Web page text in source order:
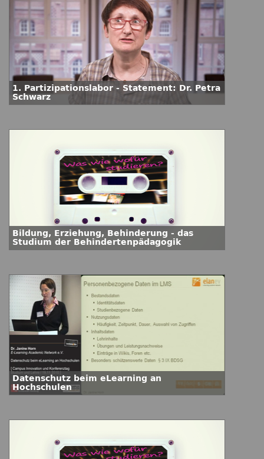
1. Partizipationslabor - Statement: Dr. Petra
Schwarz
Bildung, Erziehung, Behinderung - das
Studium der Behindertenpädagogik
Datenschutz beim eLearning an
Hochschulen